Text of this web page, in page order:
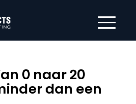
0 naar 20
dan een